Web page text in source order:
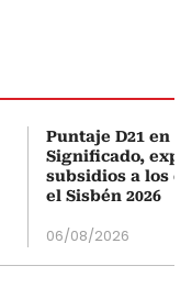
Puntaje D21 en
Significado,
subsidios a los
el Sisbén 2026
06/08/2026